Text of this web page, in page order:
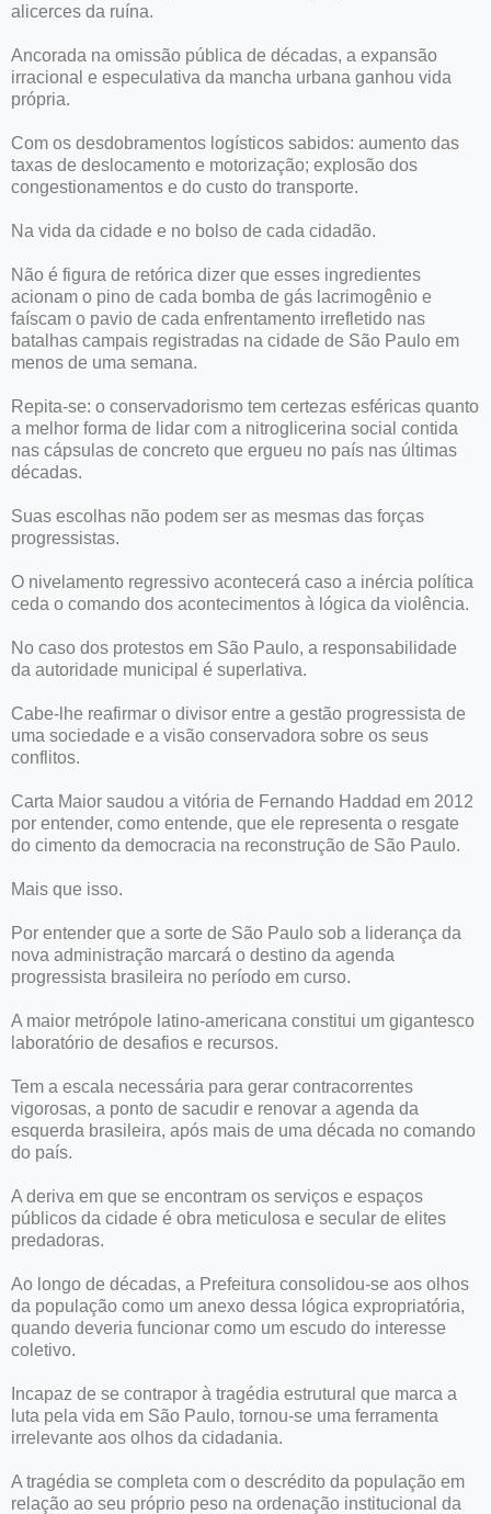
alicerces da ruína.
Ancorada na omissão pública de décadas, a expansão
irracional e especulativa da mancha urbana ganhou vida
própria.
Com os desdobramentos logísticos sabidos: aumento das
taxas de deslocamento e motorização; explosão dos
congestionamentos e do custo do transporte.
Na vida da cidade e no bolso de cada cidadão.
Não é figura de retórica dizer que esses ingredientes
acionam o pino de cada bomba de gás lacrimogênio e
faíscam o pavio de cada enfrentamento irrefletido nas
batalhas campais registradas na cidade de São Paulo em
menos de uma semana.
Repita-se: o conservadorismo tem certezas esféricas quanto
a melhor forma de lidar com a nitroglicerina social contida
nas cápsulas de concreto que ergueu no país nas últimas
décadas.
Suas escolhas não podem ser as mesmas das forças
progressistas.
O nivelamento regressivo acontecerá caso a inércia política
ceda o comando dos acontecimentos à lógica da violência.
No caso dos protestos em São Paulo, a responsabilidade
da autoridade municipal é superlativa.
Cabe-lhe reafirmar o divisor entre a gestão progressista de
uma sociedade e a visão conservadora sobre os seus
conflitos.
Carta Maior saudou a vitória de Fernando Haddad em 2012
por entender, como entende, que ele representa o resgate
do cimento da democracia na reconstrução de São Paulo.
Mais que isso.
Por entender que a sorte de São Paulo sob a liderança da
nova administração marcará o destino da agenda
progressista brasileira no período em curso.
A maior metrópole latino-americana constitui um gigantesco
laboratório de desafios e recursos.
Tem a escala necessária para gerar contracorrentes
vigorosas, a ponto de sacudir e renovar a agenda da
esquerda brasileira, após mais de uma década no comando
do país.
A deriva em que se encontram os serviços e espaços
públicos da cidade é obra meticulosa e secular de elites
predadoras.
Ao longo de décadas, a Prefeitura consolidou-se aos olhos
da população como um anexo dessa lógica expropriatória,
quando deveria funcionar como um escudo do interesse
coletivo.
Incapaz de se contrapor à tragédia estrutural que marca a
luta pela vida em São Paulo, tornou-se uma ferramenta
irrelevante aos olhos da cidadania.
A tragédia se completa com o descrédito da população em
relação ao seu próprio peso na ordenação institucional da